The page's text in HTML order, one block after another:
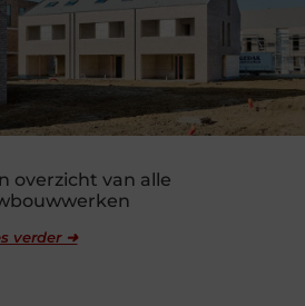
overzicht van alle
verder ➜